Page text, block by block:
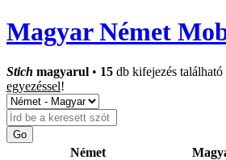
Magyar Német
Stich magyarul • 15 db kifejezés található
egyezéssel!
Német